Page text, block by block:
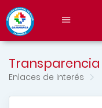
Transparencia
Enlaces de Interés